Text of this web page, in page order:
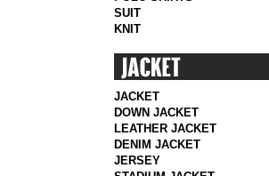
SUIT
KNIT
JACKET
DOWN JACKET
LEATHER JACKET
DENIM JACKET
JERSEY